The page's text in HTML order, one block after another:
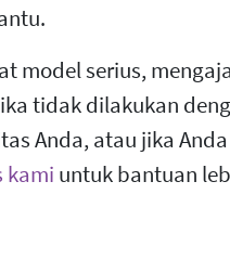
model serius,
tidak dilakukan
Anda, atau jika
kami untuk bantuan